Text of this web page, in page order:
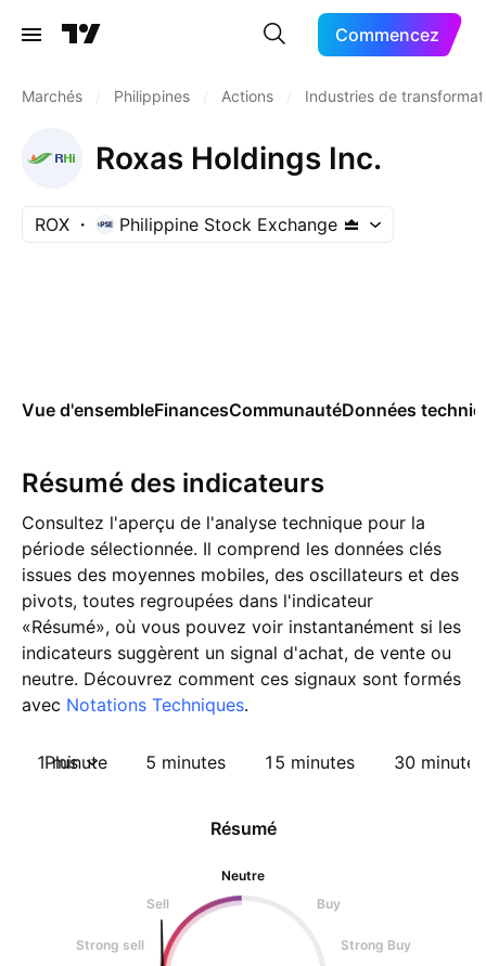
Commencez
Marchés Philippines Actions Industries de
Roxas Holdings Inc.
ROX Philippine Stock Exchange
Vue d'ensembleFinancesCommunautéDonnées
Résumé des indicateurs
Consultez l'aperçu de l'analyse technique pour la
période sélectionnée. Il comprend les données clés
issues des moyennes mobiles, des oscillateurs et des
pivots, toutes regroupées dans l'indicateur
«Résumé», où vous pouvez voir instantanément si les
indicateurs suggèrent un signal d'achat, de vente ou
neutre. Découvrez comment ces signaux sont formés
avec Notations Techniques.
1 minute 5 minutes 15 minutes 30 minutes
Plus
Résumé
Neutre
Sell
Buy
Strong sell Strong Buy